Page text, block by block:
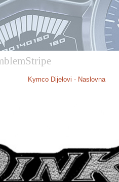
Kymco Dijelovi - Naslovna